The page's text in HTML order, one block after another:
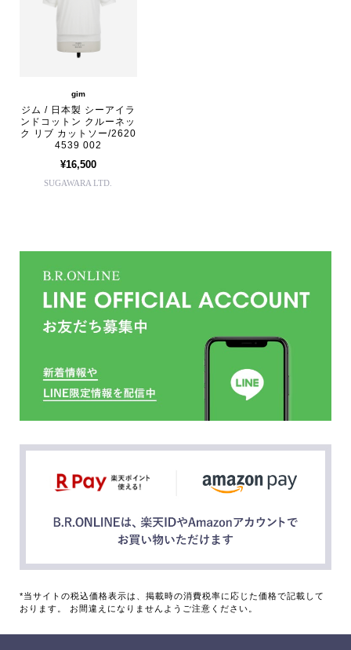
gim
ジム / 日本製 シーアイラ
ンドコットン クルーネッ
ク リブ カットソー/2620
4539 002
¥16,500
SUGAWARA LTD.
*当サイトの税込価格表示は、掲載時の消費税率に応じた価格で記載して
おります。 お間違えになりませんようご注意ください。